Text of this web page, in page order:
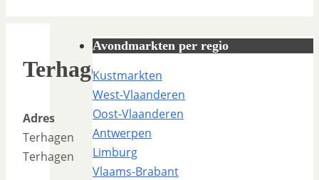
Terhagen
Adres
Terhagen
Terhagen
Avondmarkten per regio
Kustmarkten
West-Vlaanderen
Oost-Vlaanderen
Antwerpen
Limburg
Vlaams-Brabant